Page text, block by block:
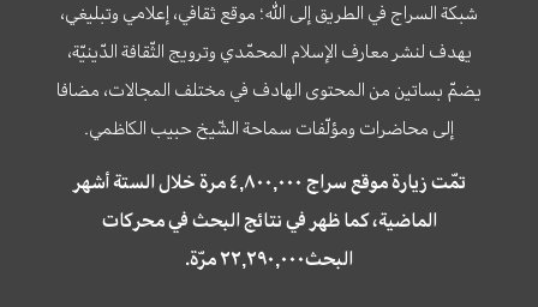
شبكة السراج في الطريق إلى الله؛ موقع ثقافي، إعلامي وتبليغي،
يهدف لنشر معارف الإسلام المحمّدي وترويج الثّقافة الدّينيّة،
يضمّ بساتين من المحتوى الهادف في مختلف المجالات، مضافا
إلى محاضرات ومؤلّفات سماحة الشّيخ حبيب الكاظمي.
تمّت زيارة موقع سراج ٤,٨٠٠,٠٠٠ مرة خلال الستة أشهر
الماضية، كما ظهر في نتائج البحث في محركات
البحث٢٢,٢٩٠,٠٠٠ مرّة.